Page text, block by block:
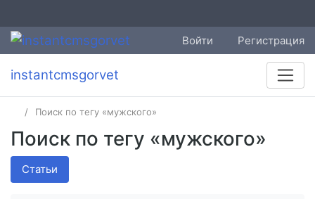
Войти Регистрация
instantcmsgorvet
Поиск по тегу «мужского»
Поиск по тегу «мужского»
Статьи